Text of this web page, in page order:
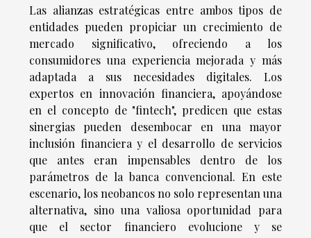
Las alianzas estratégicas entre ambos tipos de
entidades pueden propiciar un crecimiento de
mercado significativo, ofreciendo a los
consumidores una experiencia mejorada y más
adaptada a sus necesidades digitales. Los
expertos en innovación financiera, apoyándose
en el concepto de "fintech", predicen que estas
sinergias pueden desembocar en una mayor
inclusión financiera y el desarrollo de servicios
que antes eran impensables dentro de los
parámetros de la banca convencional. En este
escenario, los neobancos no solo representan una
alternativa, sino una valiosa oportunidad para
que el sector financiero evolucione y se